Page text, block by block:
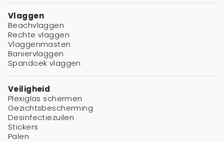
Vlaggen
Beachvlaggen
Rechte vlaggen
Vlaggenmasten
Baniervlaggen
Spandoek vlaggen
Veiligheid
Plexiglas schermen
Gezichtsbescherming
Desinfectiezuilen
Stickers
Palen